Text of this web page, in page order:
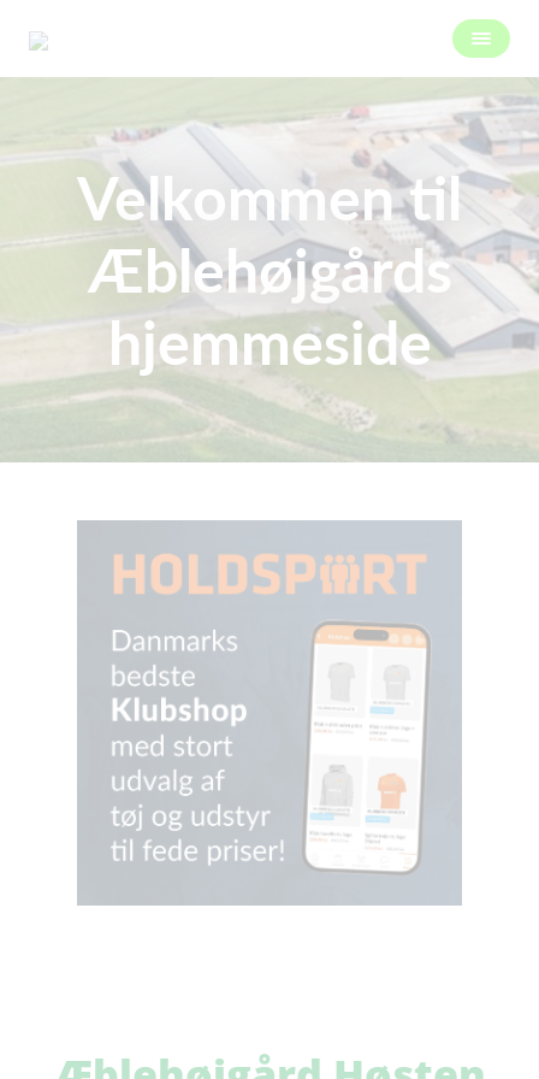
Velkommen til
Æblehøjgårds
hjemmeside